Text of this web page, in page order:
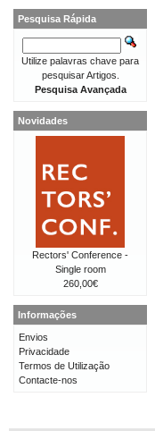
Pesquisa Rápida
Utilize palavras chave para
pesquisar Artigos.
Pesquisa Avançada
Novidades
Rectors' Conference -
Single room
260,00€
Informações
Envios
Privacidade
Termos de Utilização
Contacte-nos